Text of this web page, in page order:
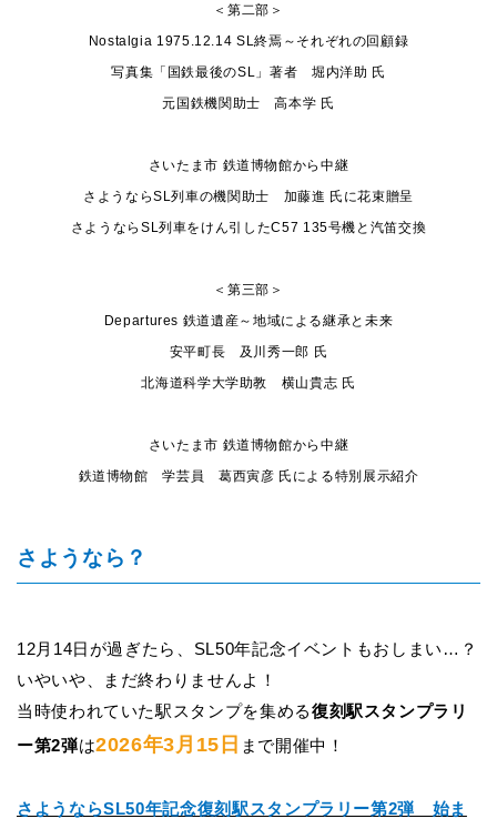
＜第二部＞
Nostalgia 1975.12.14 SL終焉～それぞれの回顧録
写真集「国鉄最後のSL」著者 堀内洋助 氏
元国鉄機関助士 高本学 氏
さいたま市 鉄道博物館から中継
さようならSL列車の機関助士 加藤進 氏に花束贈呈
さようならSL列車をけん引したC57 135号機と汽笛交換
＜第三部＞
Departures 鉄道遺産～地域による継承と未来
安平町長 及川秀一郎 氏
北海道科学大学助教 横山貴志 氏
さいたま市 鉄道博物館から中継
鉄道博物館 学芸員 葛西寅彦 氏による特別展示紹介
さようなら？
12月14日が過ぎたら、SL50年記念イベントもおしまい…？
いやいや、まだ終わりませんよ！
当時使われていた駅スタンプを集める復刻駅スタンプラリ
ー第2弾は2026年3月15日 まで開催中！
さようならSL50年記念復刻駅スタンプラリー第2弾 始ま